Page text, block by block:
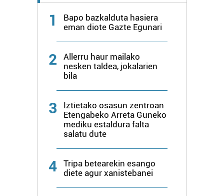
1
Bapo bazkalduta hasiera
eman diote Gazte Egunari
2
Allerru haur mailako
nesken taldea, jokalarien
bila
3
Iztietako osasun zentroan
Etengabeko Arreta Guneko
mediku estaldura falta
salatu dute
4
Tripa betearekin esango
diete agur xanistebanei